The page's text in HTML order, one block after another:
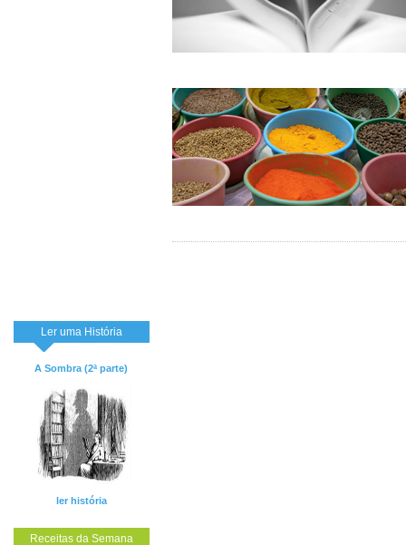
Ler uma História
A Sombra (2ª parte)
ler história
Receitas da Semana